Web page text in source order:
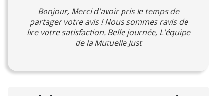
Bonjour, Merci d'avoir pris le temps de
partager votre avis ! Nous sommes ravis de
lire votre satisfaction. Belle journée, L'équipe
de la Mutuelle Just